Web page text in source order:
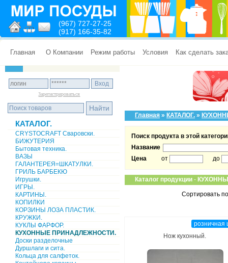
(967) 727-27-25
(917) 166-35-82
Главная О Компании Режим работы Условия Как сделать
Зарегистрироваться
КАТАЛОГ.
CRYSTOCRAFT Сваровски.
БИЖУТЕРИЯ
Бытовая техника.
ВАЗЫ
ГАЛАНТЕРЕЯ=ШКАТУЛКИ.
ГРИЛЬ БАРБЕКЮ
Игрушки.
ИГРЫ.
КАРТИНЫ.
КОПИЛКИ
КОРЗИНЫ ЛОЗА ПЛАСТИК.
КРУЖКИ.
КУКЛЫ ФАРФОР.
КУХОННЫЕ ПРИНАДЛЕЖНОСТИ.
Доски разделочные
Дуршлаги и сита.
Кольца для салфеток.
Главная » КАТАЛОГ. »
Поиск продукта в этой
Название
Цена
от до
Каталог продукции -
Сортировать
розничная
Нож кухонный.